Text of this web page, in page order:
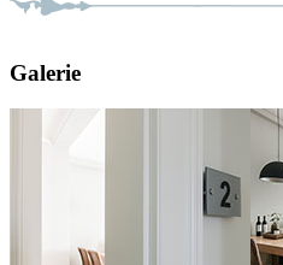
Galerie